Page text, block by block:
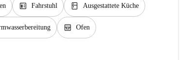
elevator Fahrstuhl kitchen Ausgestattete Küche
oven_gen Ofen